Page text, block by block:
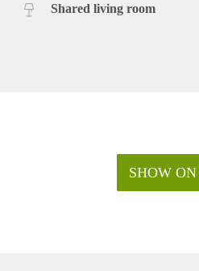
Shared living room
SHOW